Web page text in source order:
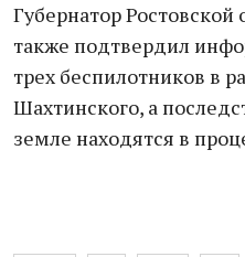
Губернатор Ростовской
также подтвердил
трех беспилотников в
Шахтинского, а
земле находятся в